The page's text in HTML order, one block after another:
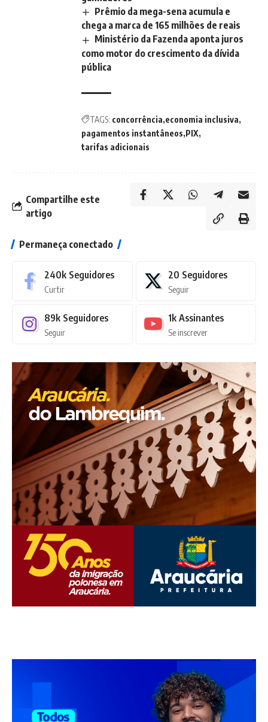
Prêmio da mega-sena acumula e
chega a marca de 165 milhões de reais
Ministério da Fazenda aponta juros
como motor do crescimento da dívida
pública
TAGS: concorrência economia inclusiva
pagamentos instantâneos PIX
tarifas adicionais
Compartilhe este
artigo
Permaneça conectado
240k Seguidores
Curtir
20 Seguidores
Seguir
89k Seguidores
Seguir
1k Assinantes
Se inscrever